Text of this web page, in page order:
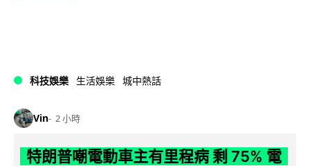
科技娛樂 生活娛樂 城中熱話
Vin 2 小時
特朗普嘲電動車主有里程病 剩 75% 電